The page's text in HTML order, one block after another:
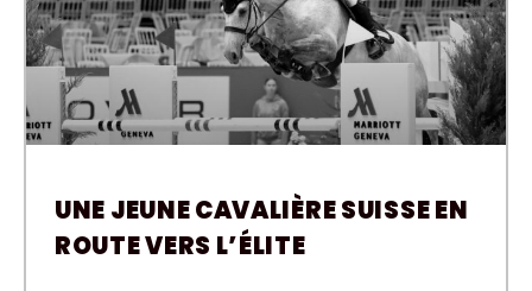
UNE JEUNE CAVALIÈRE SUISSE EN
ROUTE VERS L’ÉLITE